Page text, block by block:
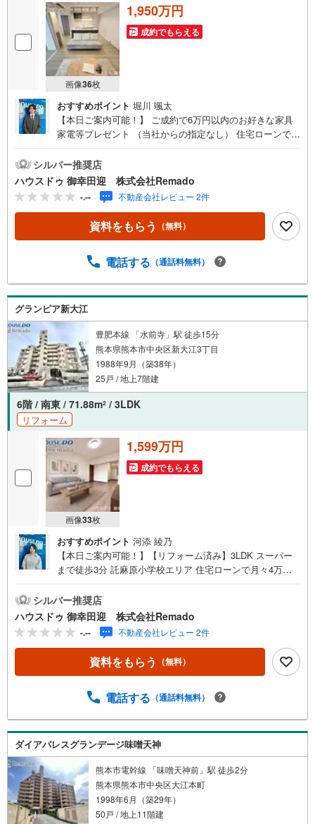
画像36枚
1,950万円
成約でもらえる
おすすめポイント 堀川 颯太
【本日ご案内可能！】 ご成約で6万円以内のお好きな家具
家電等プレゼント （当社からの指定なし） 住宅ローンで
【九州No.1の実績】「どこで買うか」で、不動産購入の満
足度は変わります家探しは、物件探し以上に「パートナー
選び」が重要！熊本エリアを知り尽くした私たちが、物件
探しから資金計画、引き渡しまでトータルサポートします
【購入総額の限界へ挑戦】売主様への価格交渉も弊社の得
意分野です！さらにオプション費用（エアコン、網戸、太
円以上差が出ることも もっと安く買えるのでは？そんな悩
OK！一度ご相談ください！【効率的に一気見！内覧ツア
ー】熊本県全域の気になる物件を全て当社でご内覧いただ
けます 見学されたい物件を1日で内覧可能 窓口を一つに絞
れるから、手間も時間もかかりません。全国700店舗以上展
開！ハウスドゥだからこその豊富な物件数・情報量で理想
の暮らしを叶えます！
シルバー推奨店
ハウスドゥ 御幸田迎 株式会社Remado
-.-- 不動産会社レビュー 2件
資料をもらう （無料）
電話する （通話料無料）
グランピア新大江
豊肥本線 「水前寺」駅 徒歩15分
熊本県熊本市中央区新大江3丁目
1988年9月（築38年）
25戸 / 地上7階建
6階 / 南東 / 71.88m2 / 3LDK
リフォーム
画像33枚
1,599万円
成約でもらえる
おすすめポイント 河添 綾乃
【本日ご案内可能！】【リフォーム済み】3LDK スーパー
まで徒歩3分 託麻原小学校エリア 住宅ローンで月々4万円
実績】「どこで買うか」で、不動産購入の満足度は変わり
ます家探しは、物件探し以上に「パートナー選び」が重
要！熊本エリアを知り尽くした私たちが、物件探しから資
金計画、引き渡しまでトータルサポートします 【購入総額
の限界へ挑戦】売主様への価格交渉も弊社の得意分野で
す！さらにオプション費用（エアコン、網戸、太陽光等）
が出ることも もっと安く買えるのでは？そんな悩みは当社
ご相談ください！【効率的に一気見！内覧ツアー】熊本県
全域の気になる物件を全て当社でご内覧いただけます 見学
されたい物件を1日で内覧可能 窓口を一つに絞れるから、
手間も時間もかかりません。全国700店舗以上展開！ハウス
ドゥだからこその豊富な物件数・情報量で理想の暮らしを
叶えます！
シルバー推奨店
ハウスドゥ 御幸田迎 株式会社Remado
-.-- 不動産会社レビュー 2件
資料をもらう （無料）
電話する （通話料無料）
ダイアパレスグランデージ味噌天神
熊本市電幹線 「味噌天神前」駅 徒歩2分
熊本県熊本市中央区大江本町
1998年6月（築29年）
50戸 / 地上11階建